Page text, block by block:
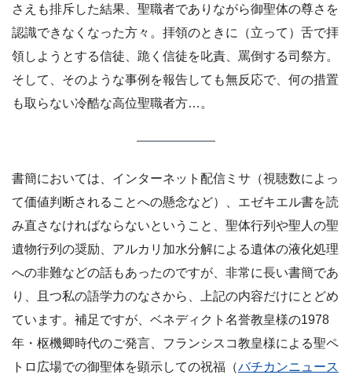
さえも排斥した結果、聖職者でありながら御聖体の尊さを
認識できなくなった方々。拝領のときに（立って）舌で拝
領しようとする信徒、跪く信徒を叱責、罵倒する司祭方。
そして、そのような事例を報告しても無反応で、何の措置
も取らない冷酷な高位聖職者方…。
書簡においては、インターネット配信ミサ（視聴数によっ
て価値判断されることへの懸念など）、エゼキエル書を読
み直さなければならないということ、聖体行列や聖人の聖
遺物行列の奨励、アルカリ加水分解による遺体の液化処理
への非難などの話もあったのですが、非常に長い書簡であ
り、且つ私の語学力のなさから、上記の内容だけにとどめ
ています。補足ですが、ベネディクト名誉教皇様の1978
年・枢機卿時代のご発言、フランシスコ教皇様による聖ペ
トロ広場での御聖体を顕示しての祝福（バチカンニュース